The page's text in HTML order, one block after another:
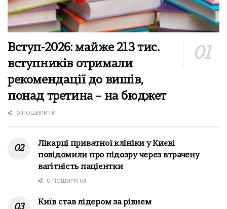
Вступ-2026: майже 213 тис.
вступників отримали
рекомендації до вишів,
понад третина – на бюджет
0 ПОШИРИТИ
Лікарці приватної клініки у Києві
повідомили про підозру через втрачену
вагітність пацієнтки
0 ПОШИРИТИ
Київ став лідером за рівнем